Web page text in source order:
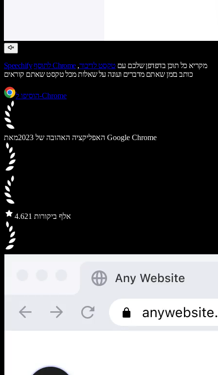
Speechify לתוסף Chrome מקריא כל תוכן בדפדפן שלכם עם טקסט לדיבור,
כותב בזמן שאתם מדברים ועונה על שאלות מכל טקסט שאתם קוראים
הוסיפו ל-Chrome
האפליקציה האהובה של 2023 מאת Google Chrome
4.6 21 אלף ביקורות